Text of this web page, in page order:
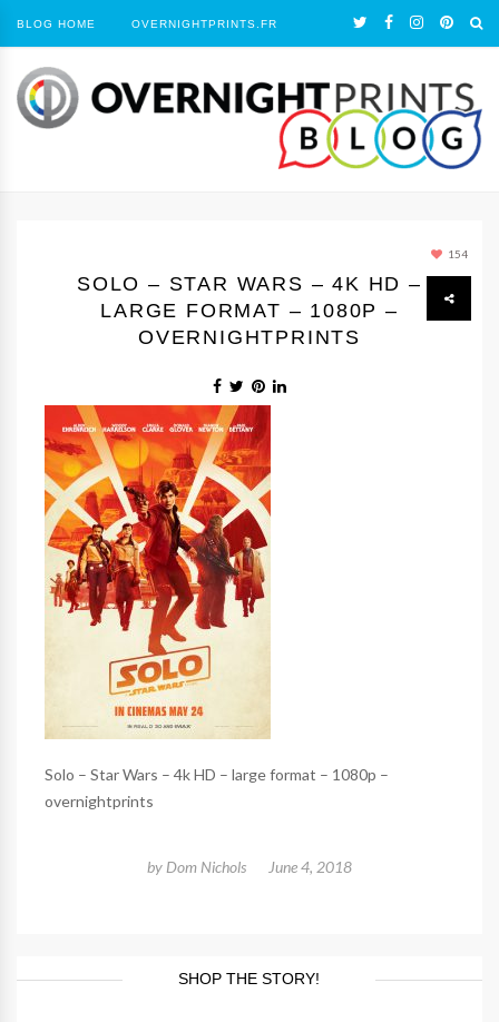
BLOG HOME OVERNIGHTPRINTS.FR
154
SOLO – STAR WARS – 4K HD –
LARGE FORMAT – 1080P –
OVERNIGHTPRINTS
Solo – Star Wars – 4k HD – large format – 1080p –
overnightprints
by Dom Nichols June 4, 2018
SHOP THE STORY!